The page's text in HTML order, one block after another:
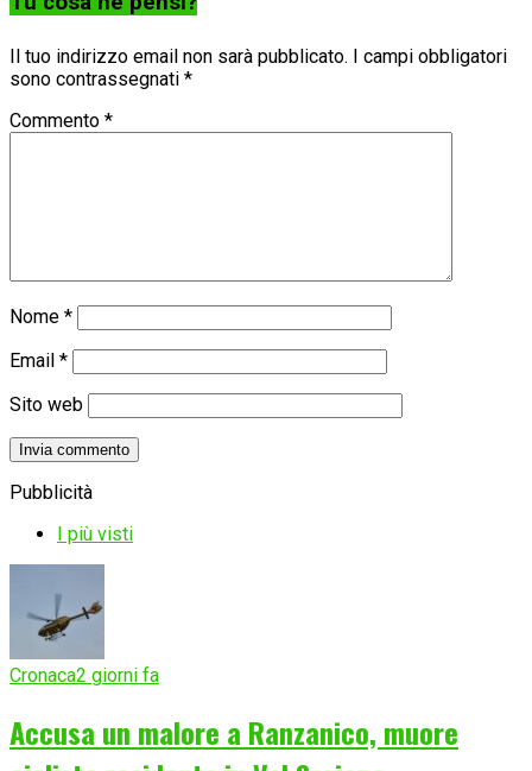
Il tuo indirizzo email non sarà pubblicato. I campi obbligatori
sono contrassegnati *
Commento *
Nome *
Email *
Sito web
Pubblicità
I più visti
Cronaca2 giorni fa
Accusa un malore a Ranzanico, muore